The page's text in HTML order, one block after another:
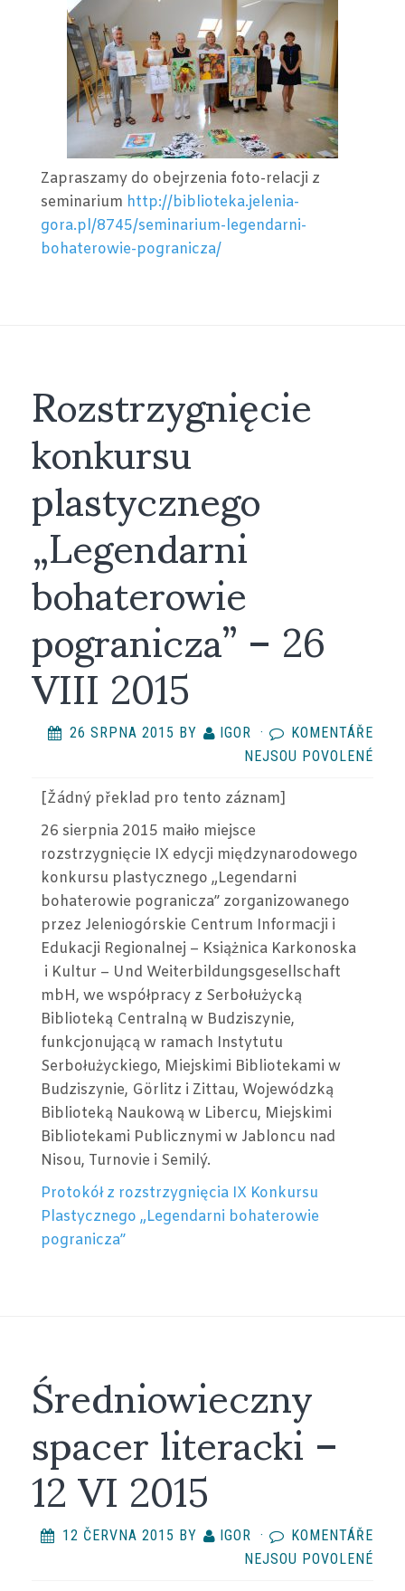
Zapraszamy do obejrzenia foto-relacji z
seminarium http://biblioteka.jelenia-
gora.pl/8745/seminarium-legendarni-
bohaterowie-pogranicza/
Rozstrzygnięcie
konkursu
plastycznego
„Legendarni
bohaterowie
pogranicza” – 26
VIII 2015
26 SRPNA 2015 BY IGOR ·
KOMENTÁŘE
NEJSOU POVOLENÉ
[Žádný překlad pro tento záznam]
26 sierpnia 2015 maiło miejsce
rozstrzygnięcie IX edycji międzynarodowego
konkursu plastycznego „Legendarni
bohaterowie pogranicza” zorganizowanego
przez Jeleniogórskie Centrum Informacji i
Edukacji Regionalnej – Książnica Karkonoska
i Kultur – Und Weiterbildungsgesellschaft
mbH, we współpracy z Serbołużycką
Biblioteką Centralną w Budziszynie,
funkcjonującą w ramach Instytutu
Serbołużyckiego, Miejskimi Bibliotekami w
Budziszynie, Görlitz i Zittau, Wojewódzką
Biblioteką Naukową w Libercu, Miejskimi
Bibliotekami Publicznymi w Jabloncu nad
Nisou, Turnovie i Semilý.
Protokół z rozstrzygnięcia IX Konkursu
Plastycznego „Legendarni bohaterowie
pogranicza”
Średniowieczny
spacer literacki –
12 VI 2015
12 ČERVNA 2015 BY IGOR ·
KOMENTÁŘE
NEJSOU POVOLENÉ